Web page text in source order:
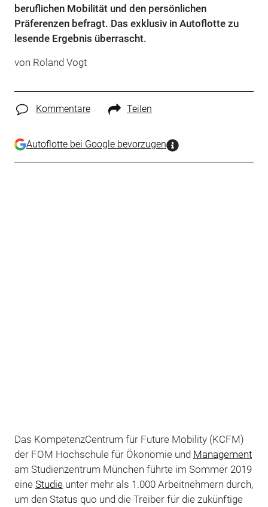
beruflichen Mobilität und den persönlichen
Präferenzen befragt. Das exklusiv in Autoflotte zu
lesende Ergebnis überrascht.
von Roland Vogt
Kommentare Teilen
Autoflotte bei Google bevorzugen
Das KompetenzCentrum für Future Mobility (KCFM)
der FOM Hochschule für Ökonomie und Management
am Studienzentrum München führte im Sommer 2019
eine Studieunter mehr als 1.000 Arbeitnehmern durch,
um den Status quo und die Treiber für die zukünftige